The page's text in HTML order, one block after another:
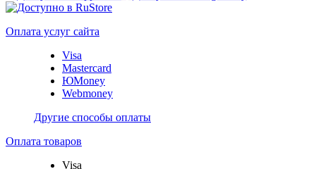
Оплата услуг сайта
Visa
Mastercard
ЮMoney
Webmoney
Другие способы оплаты
Оплата товаров
Visa